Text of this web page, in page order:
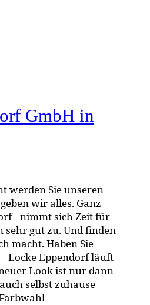
GmbH in
werden Sie unseren
wir alles. Ganz
nimmt sich Zeit für
sehr gut zu. Und finden
macht. Haben Sie
Locke Eppendorf läuft
Look ist nur dann
selbst zuhause